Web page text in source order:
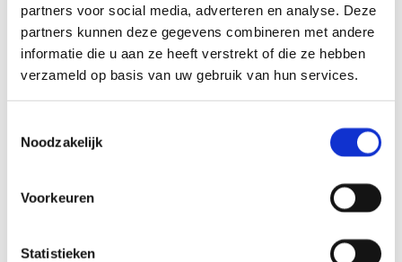
partners voor social media, adverteren en analyse. Deze
partners kunnen deze gegevens combineren met andere
informatie die u aan ze heeft verstrekt of die ze hebben
verzameld op basis van uw gebruik van hun services.
Noodzakelijk
Voorkeuren
Statistieken
Casă mică
Parcuri de vacanță
Casa de vacanta
Migranți refugiați (criză) unități locative de primire
Adăpostirea lucrătorilor migranți acasă (standard SNF)
Casa si gradina